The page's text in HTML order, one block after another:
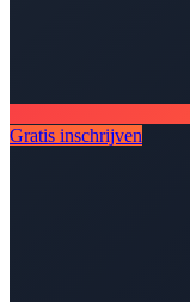
Gratis inschrijven